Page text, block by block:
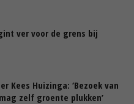
ver voor de grens bij
Kees Huizinga: ‘Bezoek van
zelf groente plukken’